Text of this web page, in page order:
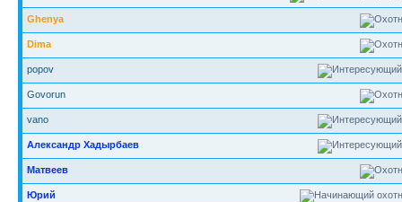
Ghenya
Dima
popov
Govorun
vano
Александр Хадырбаев
Матвеев
Юрий